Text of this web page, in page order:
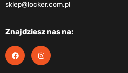
sklep@locker.com.pl
Znajdziesz nas na: